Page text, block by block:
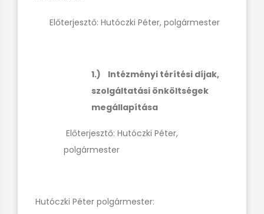
Előterjesztő: Hutóczki Péter, polgármester
1.)
Intézményi térítési díjak,
szolgáltatási önköltségek
megállapítása
Előterjesztő: Hutóczki Péter,
polgármester
Hutóczki Péter polgármester: